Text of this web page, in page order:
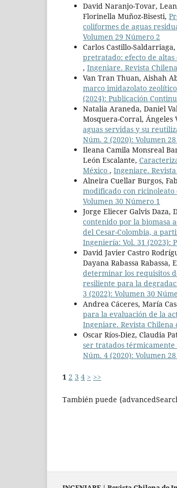
David Naranjo-Tovar,
Florinella Muñoz-Bisesti,
coliformes de aguas
Volumen 29 Número 2
Carlos Castillo-
pretratado: efecto de
, Ingeniare. Revista
Van Tran Thuan, Aishah
marco imidazolato
(2024): Publicación
Natalia Araneda, Daniel
Mosquera-Corral, Ángeles
aguas servidas y su
Núm. 2 (2020): Volumen
Ileana Camila Monsreal
León Escalante,
México , Ingeniare.
Alneira Cuellar Burgos,
modificado con
Volumen 30 Número 1
Jorge Eliecer Galvis Daza,
contenido por la biomasa
del Cesar-Colombia, a
Ingeniería: Vol. 31 (2023):
David Javier Castro
Dayana Rabassa Rabassa,
determinar los requisitos
resiliente para la
3 (2022): Volumen 30
Andrea Cáceres, María
para la evaluación de la
Ingeniare. Revista Chilena
Oscar Ríos-Diez, Claudia
ser tratados
Núm. 4 (2020): Volumen
1 2 3 4 > >>
También puede